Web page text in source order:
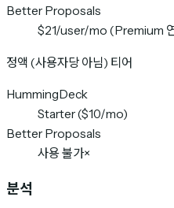
Better Proposals
$21/user/mo (Premium
정액 (사용자당 아님) 티어
HummingDeck
Starter ($10/mo)
Better Proposals
사용 불가×
분석